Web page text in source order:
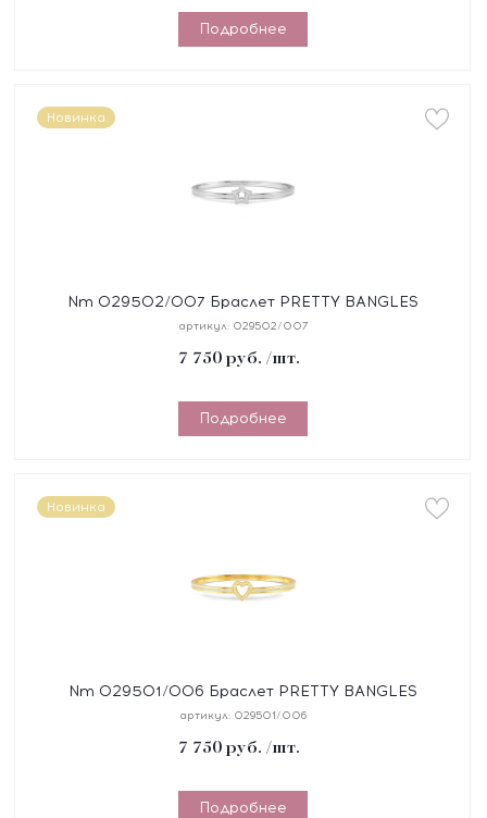
Подробнее
Новинка
Nm 029502/007 Браслет PRETTY BANGLES
"ЗВЕЗДА" размер 19 см, сталь, цирконы
артикул: 029502/007
7 750 руб. /шт.
Подробнее
Новинка
Nm 029501/006 Браслет PRETTY BANGLES
"СЕРДЦЕ" размер 17 см, сталь, цирконы, покрытие
артикул: 029501/006
7 750 руб. /шт.
Подробнее